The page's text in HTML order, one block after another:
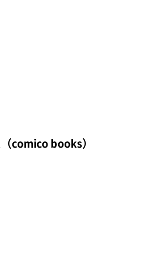
comico books）